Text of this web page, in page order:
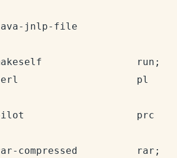
jnlp-file
run;
perl                    pl
pilot                   prc
compressed          rar;